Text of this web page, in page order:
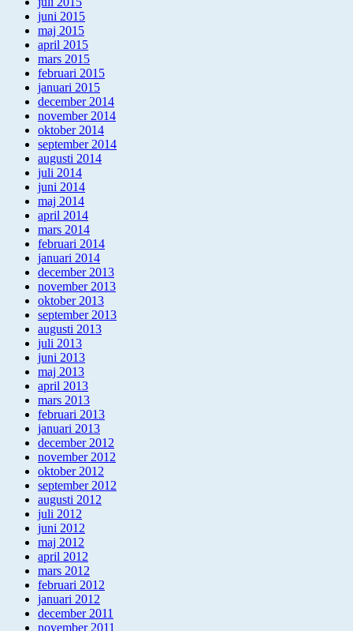
juni 2015
maj 2015
april 2015
mars 2015
februari 2015
januari 2015
december 2014
november 2014
oktober 2014
september 2014
augusti 2014
juli 2014
juni 2014
maj 2014
april 2014
mars 2014
februari 2014
januari 2014
december 2013
november 2013
oktober 2013
september 2013
augusti 2013
juli 2013
juni 2013
maj 2013
april 2013
mars 2013
februari 2013
januari 2013
december 2012
november 2012
oktober 2012
september 2012
augusti 2012
juli 2012
juni 2012
maj 2012
april 2012
mars 2012
februari 2012
januari 2012
december 2011
november 2011